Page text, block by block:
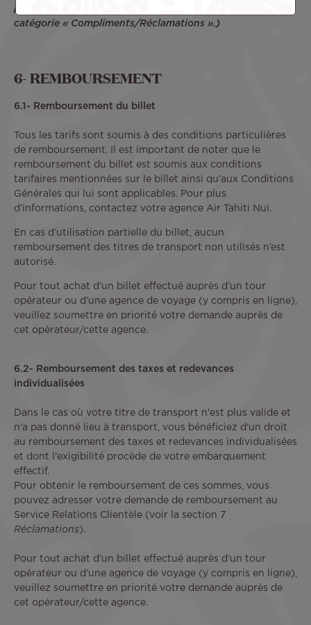
pouvez orienter le sujet de votre demande vers la
catégorie « Compliments/Réclamations ».)
6- REMBOURSEMENT
6.1- Remboursement du billet
Tous les tarifs sont soumis à des conditions particulières
de remboursement. Il est important de noter que le
remboursement du billet est soumis aux conditions
tarifaires mentionnées sur le billet ainsi qu’aux Conditions
Générales qui lui sont applicables. Pour plus
d’informations, contactez votre agence Air Tahiti Nui.
En cas d’utilisation partielle du billet, aucun
remboursement des titres de transport non utilisés n’est
autorisé.
Pour tout achat d’un billet effectué auprès d’un tour
opérateur ou d’une agence de voyage (y compris en ligne),
veuillez soumettre en priorité votre demande auprès de
cet opérateur/cette agence.
6.2- Remboursement des taxes et redevances
individualisées
Dans le cas où votre titre de transport n'est plus valide et
n'a pas donné lieu à transport, vous bénéficiez d'un droit
au remboursement des taxes et redevances individualisées
et dont l'exigibilité procède de votre embarquement
effectif.
Pour obtenir le remboursement de ces sommes, vous
pouvez adresser votre demande de remboursement au
Service Relations Clientèle (voir la section 7
Réclamations).
Pour tout achat d’un billet effectué auprès d’un tour
opérateur ou d’une agence de voyage (y compris en ligne),
veuillez soumettre en priorité votre demande auprès de
cet opérateur/cette agence.